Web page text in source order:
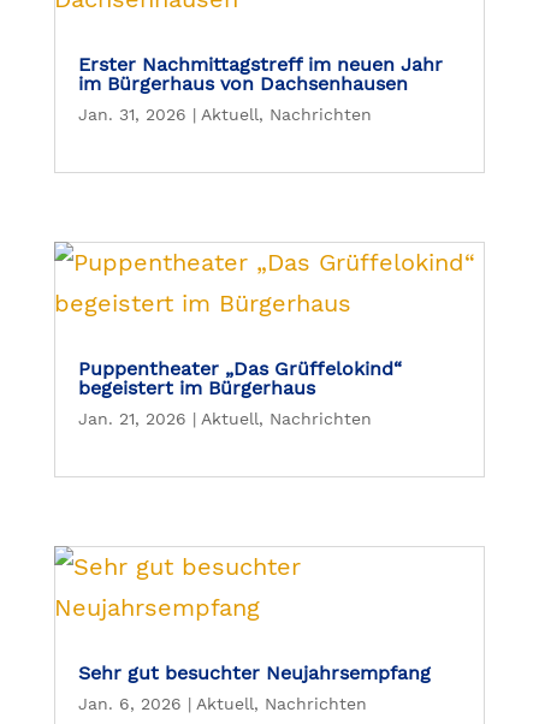
Erster Nachmittagstreff im neuen Jahr
im Bürgerhaus von Dachsenhausen
Jan. 31, 2026 | Aktuell, Nachrichten
Puppentheater „Das Grüffelokind“
begeistert im Bürgerhaus
Jan. 21, 2026 | Aktuell, Nachrichten
Sehr gut besuchter Neujahrsempfang
Jan. 6, 2026 | Aktuell, Nachrichten